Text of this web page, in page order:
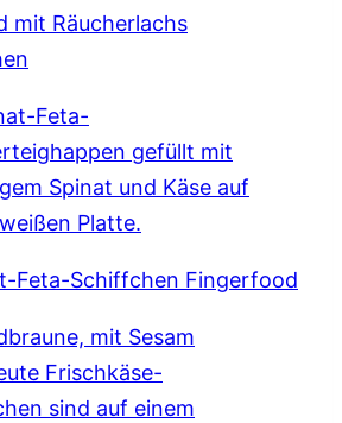
mit Räucherlachs
Feta-Schiffchen Fingerfood